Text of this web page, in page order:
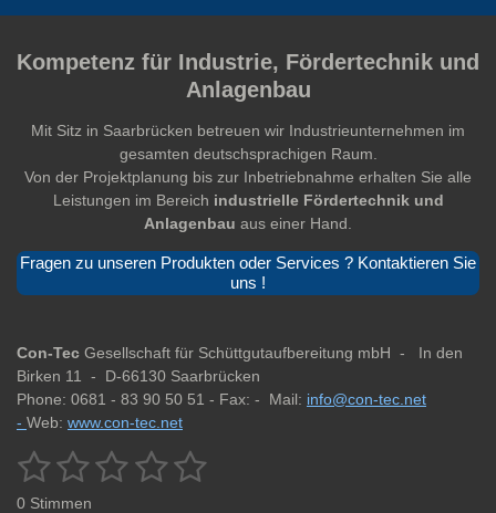
Kompetenz für Industrie, Fördertechnik und
Anlagenbau
Mit Sitz in Saarbrücken betreuen wir Industrieunternehmen im
gesamten deutschsprachigen Raum.
Von der Projektplanung bis zur Inbetriebnahme erhalten Sie alle
Leistungen im Bereich industrielle Fördertechnik und
Anlagenbau aus einer Hand.
Fragen zu unseren Produkten oder Services ? Kontaktieren Sie
uns !
Con-Tec Gesellschaft für Schüttgutaufbereitung mbH - In den
Birken 11 - D-66130 Saarbrücken
Phone: 0681 - 83 90 50 51 - Fax: - Mail: info@con-tec.net
- Web: www.con-tec.net
B
e
w
1
S
2
S
3 4 5
0 Stimmen